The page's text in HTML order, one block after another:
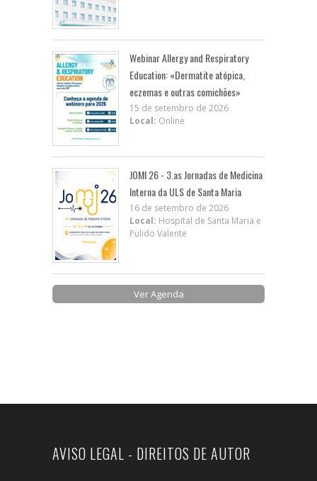
Webinar Allergy and Respiratory
Education: «Dermatite atópica,
eczemas e outras comichões»
15 de setembro de 2026
Local: Online
JOMI 26 - 3.as Jornadas de Medicina
Interna da ULS de Santa Maria
16 de setembro de 2026
Local: Hospital de Santa Maria e
Pulido Valente
Ver Agenda
AVISO LEGAL - DIREITOS DE AUTOR